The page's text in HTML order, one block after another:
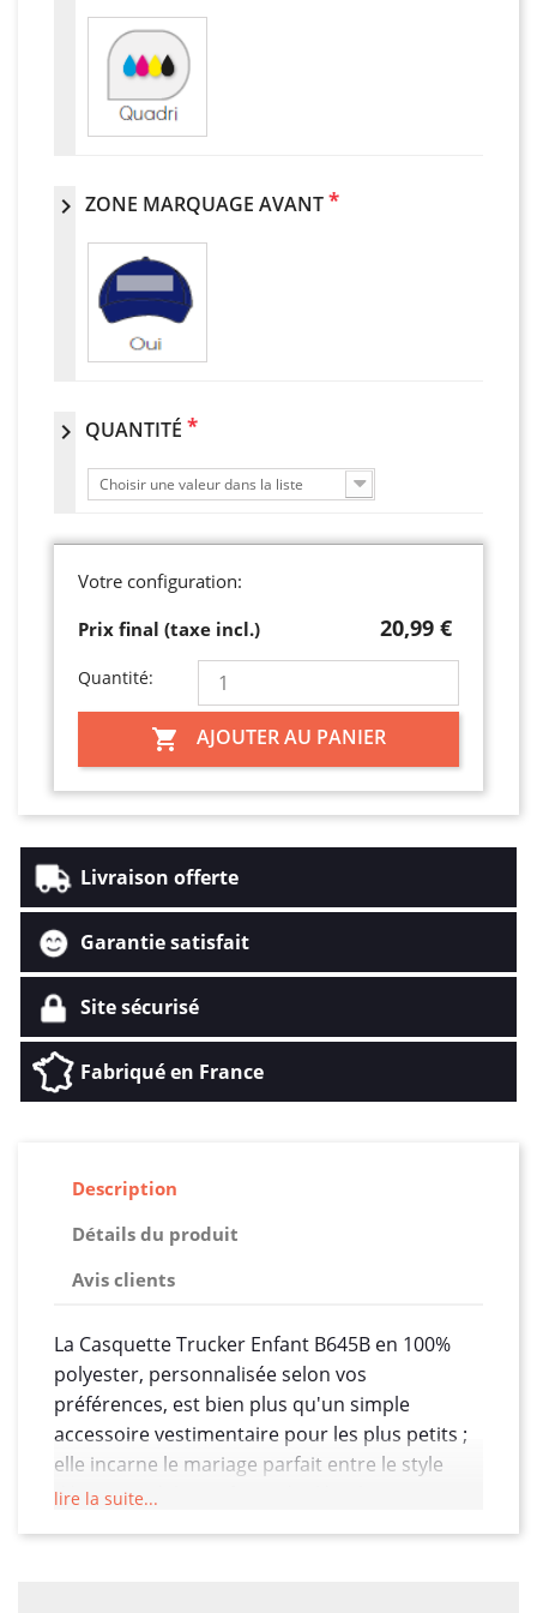
chevron_right ZONE MARQUAGE AVANT*
chevron_right QUANTITÉ *
Choisir une valeur dans la liste
Votre configuration:
Prix final (taxe incl.)
20,99 €
Quantité:
 AJOUTER AU PANIER
Livraison offerte
Garantie satisfait
Site sécurisé
Fabriqué en France
Description
Détails du produit
Avis clients
La Casquette Trucker Enfant B645B en 100%
polyester, personnalisée selon vos
préférences, est bien plus qu'un simple
accessoire vestimentaire pour les plus petits ;
elle incarne le mariage parfait entre le style
décontracté, le confort inégalé et l'expression
lire la suite...